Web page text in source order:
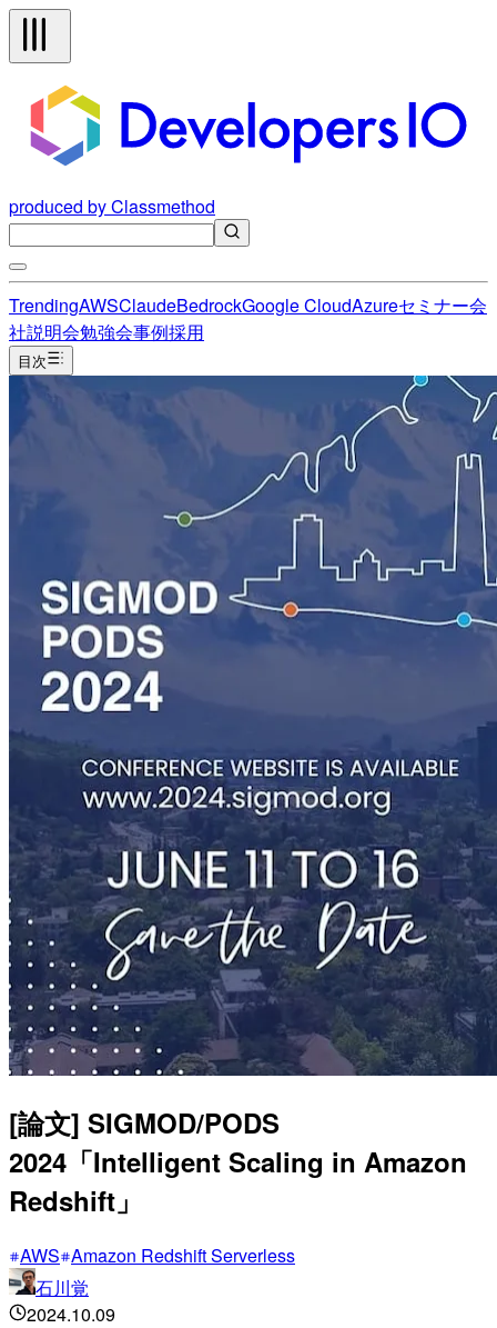
produced by Classmethod
TrendingAWSClaudeBedrockGoogle CloudAzureセミナー会
社説明会勉強会事例採用
目次
[論文] SIGMOD/PODS
2024「Intelligent Scaling in Amazon
Redshift」
AWS Amazon Redshift Serverless
石川覚
2024.10.09